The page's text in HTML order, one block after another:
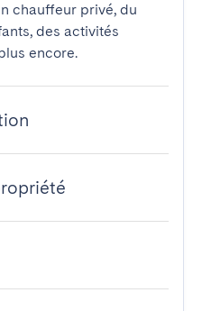
chauffeur privé, du
des activités
encore.